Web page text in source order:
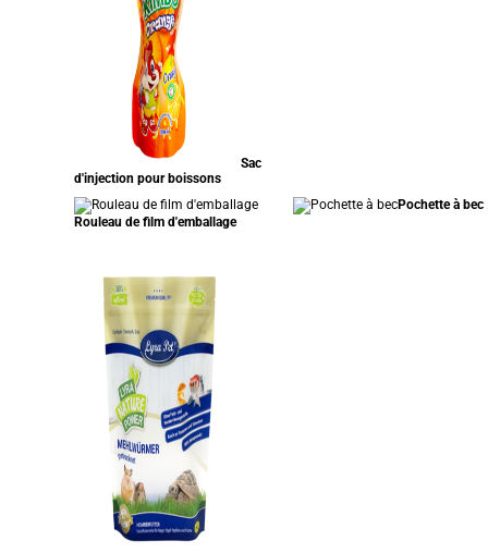
Sac
d'injection pour boissons
Rouleau de film d'emballage
Pochette à bec